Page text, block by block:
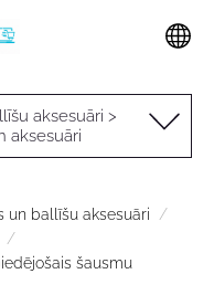
aksesuāri >
aksesuāri
un ballīšu aksesuāri
šausmu